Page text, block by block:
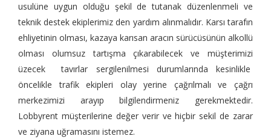
usulüne uygun olduğu şekil de tutanak düzenlenmeli ve
teknik destek ekiplerimiz den yardım alınmalıdır. Karsı tarafın
ehliyetinin olması, kazaya karısan aracın sürücüsünün alkollü
olması olumsuz tartışma çıkarabilecek ve müşterimizi
üzecek tavırlar sergilenilmesi durumlarında kesinlikle
öncelikle trafik ekipleri olay yerine çağrılmalı ve çağrı
merkezimizi arayıp bilgilendirmeniz gerekmektedir.
Lobbyrent müşterilerine değer verir ve hiçbir sekil de zarar
ve ziyana uğramasını istemez.